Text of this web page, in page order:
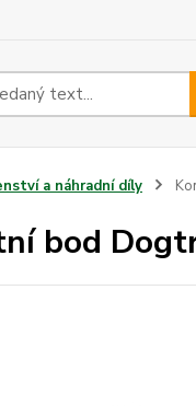
a náhradní díly
bod